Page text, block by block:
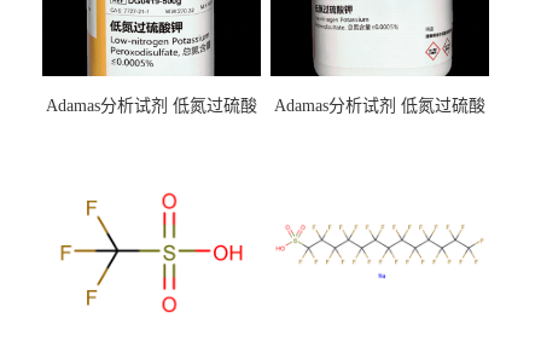
Adamas分析试剂 低氮过硫酸
（泰坦现货供应）
Adamas分析试剂 低氮过硫酸